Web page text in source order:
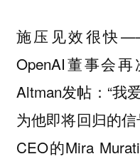
施压见效很快
OpenAI董事会
Altman发帖：“我
为他即将回归的
CEO的Mira